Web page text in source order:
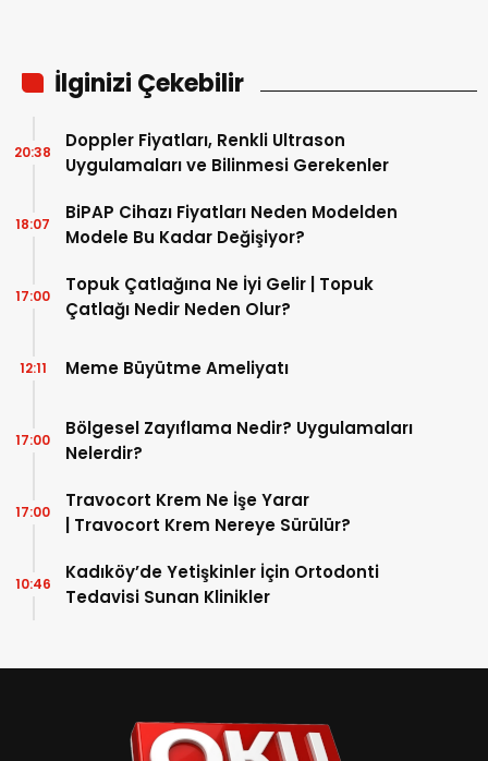
İlginizi Çekebilir
Doppler Fiyatları, Renkli Ultrason
Uygulamaları ve Bilinmesi Gerekenler
20:38
BiPAP Cihazı Fiyatları Neden Modelden
Modele Bu Kadar Değişiyor?
18:07
Topuk Çatlağına Ne İyi Gelir | Topuk
Çatlağı Nedir Neden Olur?
17:00
Meme Büyütme Ameliyatı
12:11
Bölgesel Zayıflama Nedir? Uygulamaları
Nelerdir?
17:00
Travocort Krem Ne İşe Yarar
| Travocort Krem Nereye Sürülür?
17:00
Kadıköy’de Yetişkinler İçin Ortodonti
Tedavisi Sunan Klinikler
10:46